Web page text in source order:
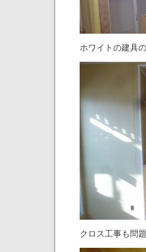
ホワイトの建具
クロス工事も問